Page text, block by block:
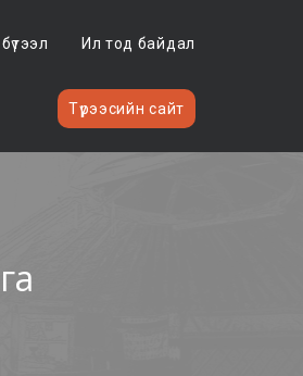
Ил тод байдал
Түрээсийн сайт